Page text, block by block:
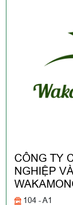
CÔNG TY
NGHIỆP
104 - A1